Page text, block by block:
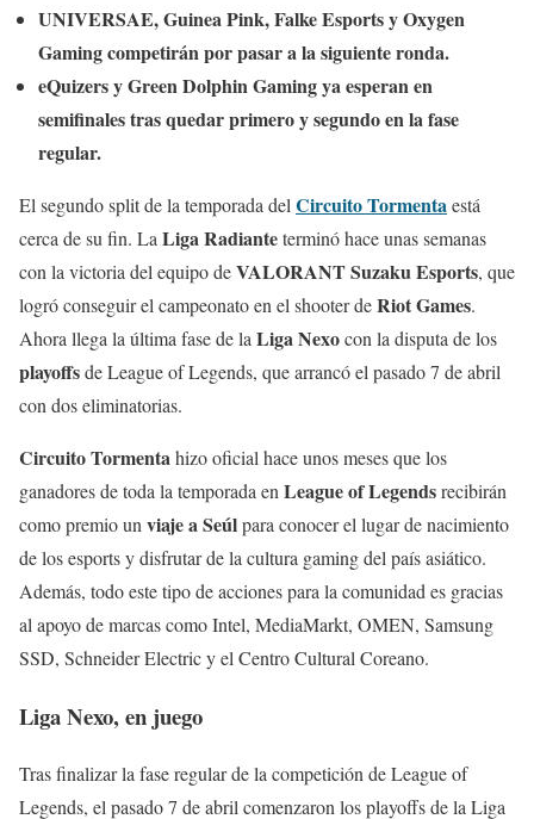
UNIVERSAE, Guinea Pink, Falke Esports y Oxygen
Gaming competirán por pasar a la siguiente ronda.
eQuizers y Green Dolphin Gaming ya esperan en
semifinales tras quedar primero y segundo en la fase
regular.
El segundo split de la temporada del Circuito Tormentaestá
cerca de su fin. La Liga Radianteterminó hace unas semanas
con la victoria del equipo deVALORANT Suzaku Esports, que
logró conseguir el campeonato en el shooter deRiot Games.
Ahora llega la última fase de la Liga Nexocon la disputa de los
playoffsde League of Legends, que arrancó el pasado 7 de abril
con dos eliminatorias.
Circuito Tormentahizo oficial hace unos meses que los
ganadores de toda la temporada en League of Legendsrecibirán
como premio un viaje a Seúlpara conocer el lugar de nacimiento
de los esports y disfrutar de la cultura gaming del país asiático.
Además, todo este tipo de acciones para la comunidad es gracias
al apoyo de marcas como Intel, MediaMarkt, OMEN, Samsung
SSD, Schneider Electric y el Centro Cultural Coreano.
Liga Nexo, en juego
Tras finalizar la fase regular de la competición de League of
Legends, el pasado 7 de abril comenzaron los playoffs de la Liga